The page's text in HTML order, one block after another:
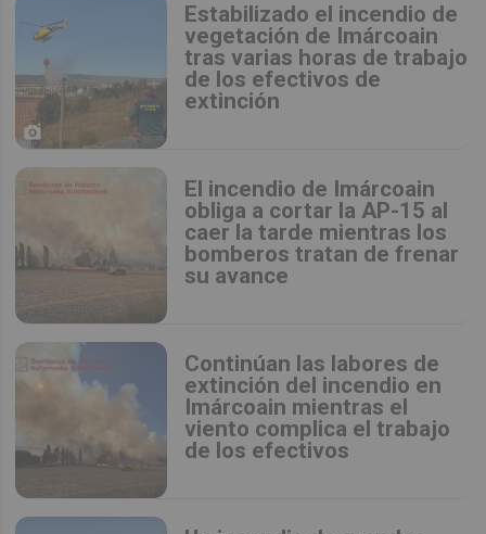
Estabilizado el incendio de
vegetación de Imárcoain
tras varias horas de trabajo
de los efectivos de
extinción
El incendio de Imárcoain
obliga a cortar la AP-15 al
caer la tarde mientras los
bomberos tratan de frenar
su avance
Continúan las labores de
extinción del incendio en
Imárcoain mientras el
viento complica el trabajo
de los efectivos